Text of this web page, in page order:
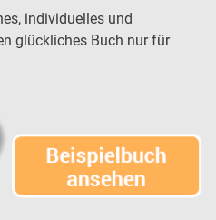
individuelles und
glückliches Buch nur für